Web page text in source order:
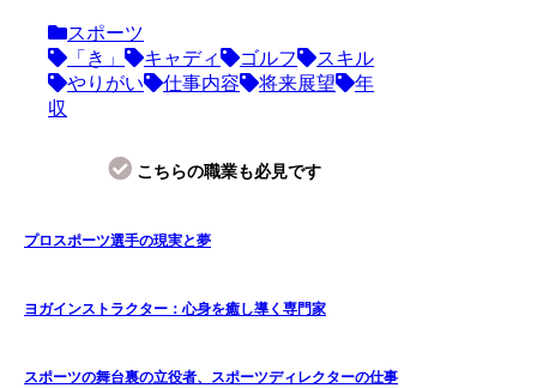
スポーツ
「き」
キャディ ゴルフ
スキル
やりがい
仕事内容 将来展望
年
収
こちらの職業も必見です
プロスポーツ選手の現実と夢
ヨガインストラクター：心身を癒し導く専門家
スポーツの舞台裏の立役者、スポーツディレクターの仕事